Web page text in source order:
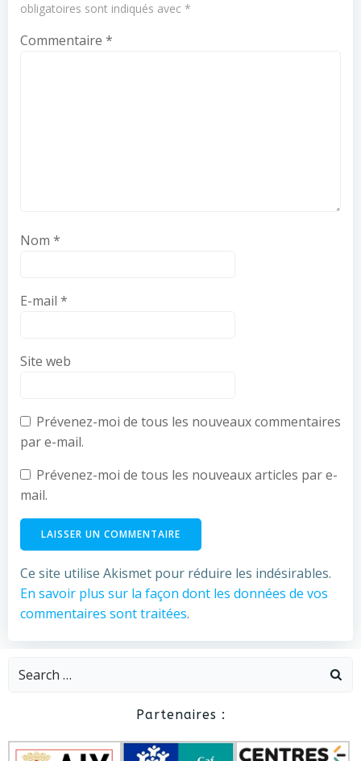
obligatoires sont indiqués avec *
Commentaire *
Nom *
E-mail *
Site web
Prévenez-moi de tous les nouveaux commentaires
par e-mail.
Prévenez-moi de tous les nouveaux articles par e-
mail.
Ce site utilise Akismet pour réduire les indésirables.
En savoir plus sur la façon dont les données de vos
commentaires sont traitées.
Search
Partenaires :